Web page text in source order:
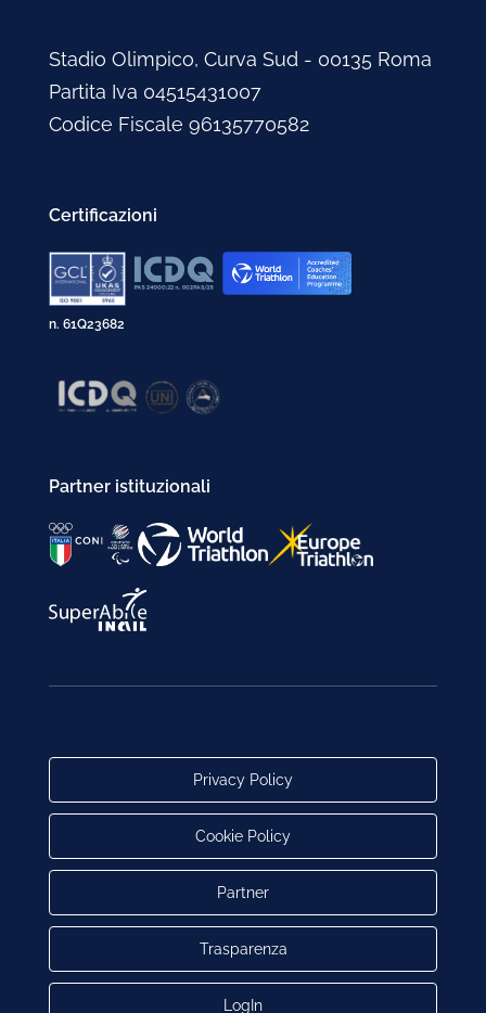
Stadio Olimpico, Curva Sud - 00135 Roma
Partita Iva 04515431007
Codice Fiscale 96135770582
Certificazioni
n. 61Q23682
Partner istituzionali
Privacy Policy
Cookie Policy
Partner
Trasparenza
LogIn